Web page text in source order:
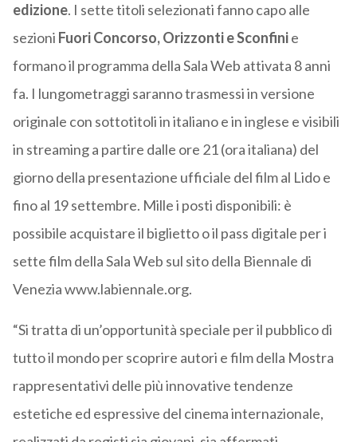
edizione. I sette titoli selezionati fanno capo alle
sezioni Fuori Concorso, Orizzonti e Sconfinie
formano il programma della Sala Web attivata 8 anni
fa. I lungometraggi saranno trasmessi in versione
originale con sottotitoli in italiano e in inglese e visibili
in streaming a partire dalle ore 21 (ora italiana) del
giorno della presentazione ufficiale del film al Lido e
fino al 19 settembre. Mille i posti disponibili: è
possibile acquistare il biglietto o il pass digitale per i
sette film della Sala Web sul sito della Biennale di
Venezia www.labiennale.org.
“Si tratta di un’opportunità speciale per il pubblico di
tutto il mondo per scoprire autori e film della Mostra
rappresentativi delle più innovative tendenze
estetiche ed espressive del cinema internazionale,